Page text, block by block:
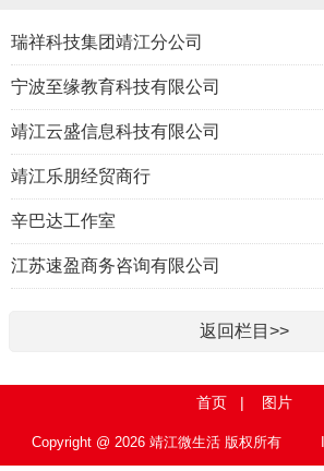
瑞祥科技集团靖江分公司
宁波至缘教育科技有限公司
靖江云盛信息科技有限公司
靖江乐朋经贸商行
辛巴达工作室
江苏速盈商务咨询有限公司
返回栏目>>
首页 | 图片
Copyright @ 2026 靖江微生活 版权所有
15010767号